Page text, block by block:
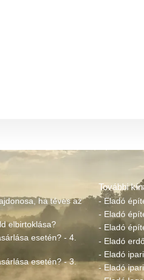
ha téves az
elbirtoklása?
esetén? - 4.
esetén? - 3.
További
- Eladó
- Eladó
- Eladó
- Eladó
- Eladó
- Eladó